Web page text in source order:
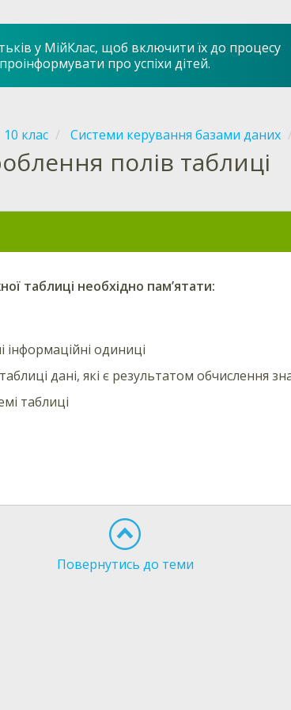
у МійКлас, щоб включити їх до процесу
про успіхи дітей.
10 клас Системи керування базами даних
полів таблиці
таблиці необхідно пам’ятати:
інформаційні одиниці
дані, які є результатом обчислення
таблиці
Повернутись до теми